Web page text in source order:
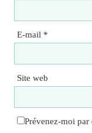
E-mail *
Site web
Prévenez-moi par